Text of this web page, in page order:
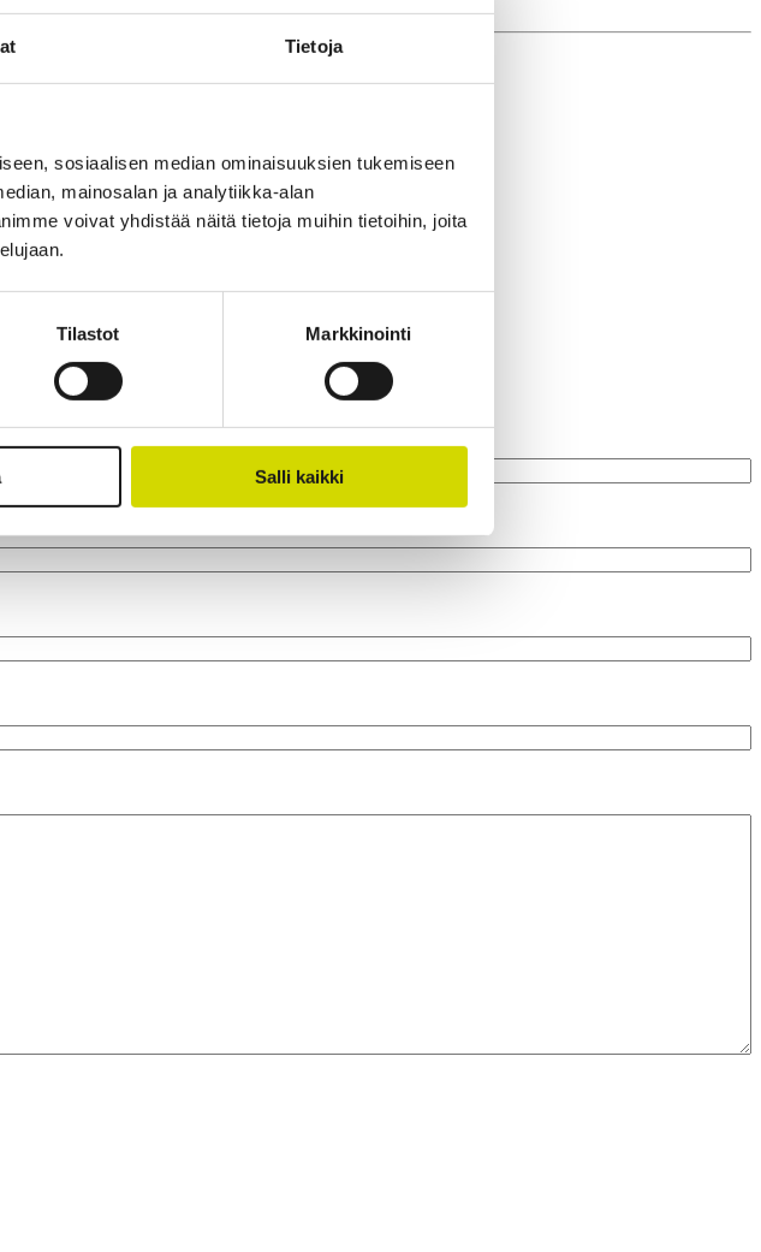
Tietoja
sosiaalisen median ominaisuuksien tukemiseen
mainosalan ja analytiikka-alan
voivat yhdistää näitä tietoja muihin tietoihin, joita
Tilastot Markkinointi
Salli kaikki
sisältö